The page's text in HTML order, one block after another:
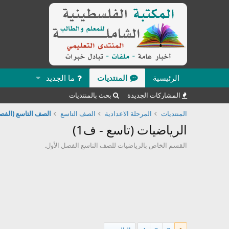
الرئيسية المنتديات ما الجديد
المشاركات الجديدة
بحث بالمنتديات
المنتديات
المرحلة الاعدادية الصف التاسع الصف التاسع
الرياضيات (تاسع - ف1)
القسم الخاص بالرياضيات للصف التاسع الفصل الأول.